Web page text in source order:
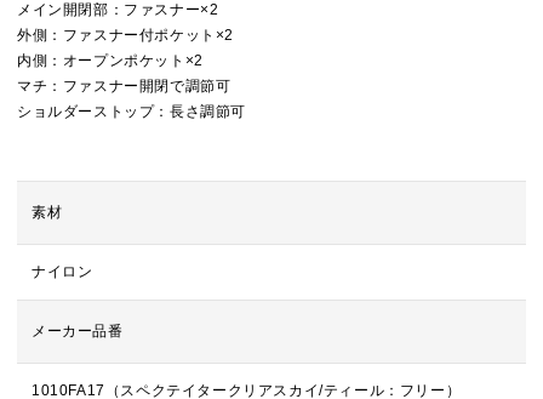
メイン開閉部：ファスナー×2
外側：ファスナー付ポケット×2
内側：オープンポケット×2
マチ：ファスナー開閉で調節可
ショルダーストップ：長さ調節可
素材
ナイロン
メーカー品番
1010FA17（スペクテイタークリアスカイ/ティール：フリー）